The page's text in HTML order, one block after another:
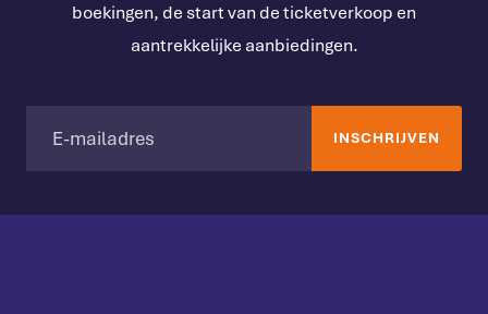
boekingen, de start van de ticketverkoop en
aantrekkelijke aanbiedingen.